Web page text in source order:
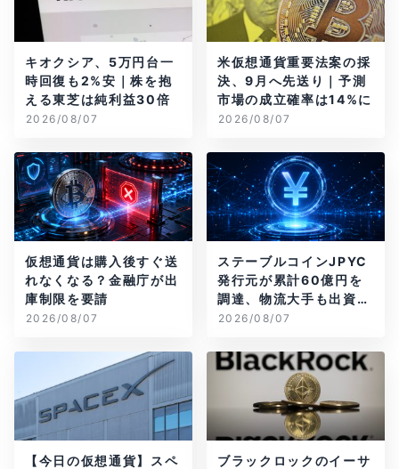
キオクシア、5万円台一
時回復も2%安｜株を抱
える東芝は純利益30倍
2026/08/07
米仮想通貨重要法案の採
決、9月へ先送り｜予測
市場の成立確率は14%に
2026/08/07
仮想通貨は購入後すぐ送
れなくなる？金融庁が出
庫制限を要請
2026/08/07
ステーブルコインJPYC
発行元が累計60億円を
調達、物流大手も出資参
画
2026/08/07
【今日の仮想通貨】スペ
ブラックロックのイーサ